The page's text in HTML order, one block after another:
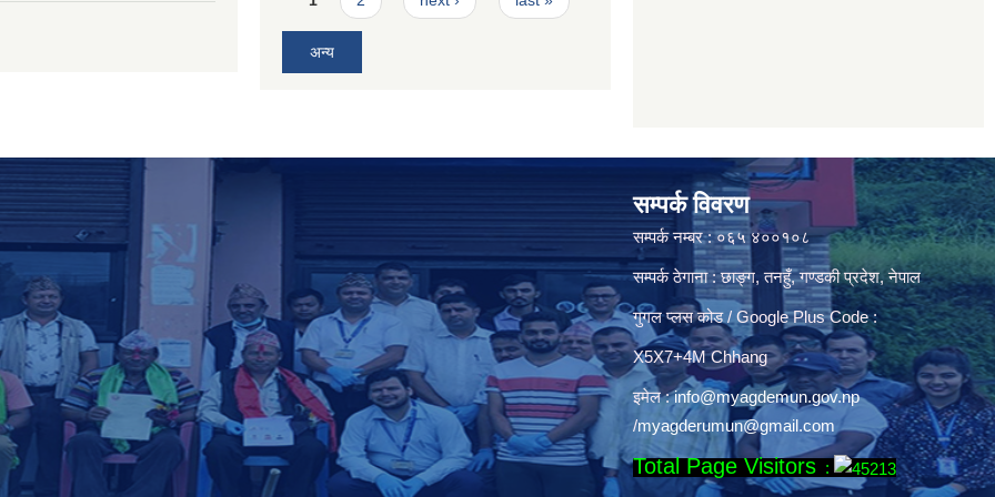
अन्य
सम्पर्क विवरण
सम्पर्क नम्बर : ०६५ ४००१०८
सम्पर्क ठेगाना : छाङ्ग, तनहुँ, गण्डकी प्रदेश, नेपाल
गुगल प्लस कोड / Google Plus Code :
X5X7+4M Chhang
इमेल :info@myagdemun.gov.np
/myagderumun@gmail.com
Total Page Visitors :